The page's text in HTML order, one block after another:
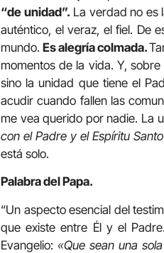
“de unidad”. La verdad no es
auténtico, el veraz, el fiel. De
mundo. Es alegría colmada.
momentos de la vida. Y, sobre
sino la unidad que tiene el
acudir cuando fallen las
me vea querido por nadie. La
con el Padre y el Espíritu
está solo.
Palabra del Papa.
“Un aspecto esencial del
que existe entre Él y el
Evangelio: «Que sean una